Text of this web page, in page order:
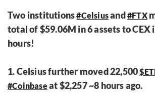
Two institutions#Celsiusand#FTX
total of $59.06M in 6 assets to CEX
hours!
1. Celsius further moved 22,500
#Coinbaseat $2,257 ~8 hours ago.